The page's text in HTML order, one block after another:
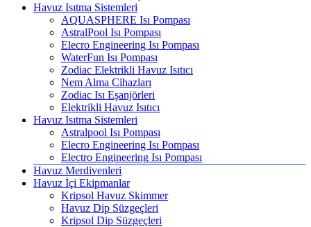
Havuz Isıtma Sistemleri
AQUASPHERE Isı Pompası
AstralPool Isı Pompası
Elecro Engineering Isı Pompası
WaterFun Isı Pompası
Zodiac Elektrikli Havuz Isıtıcı
Nem Alma Cihazları
Zodiac Isı Eşanjörleri
Elektrikli Havuz Isıtıcı
Havuz Isıtma Sistemleri
Astralpool Isı Pompası
Elecro Engineering Isı Pompası
Electro Engineering Isı Pompası
Havuz Merdivenleri
Havuz İçi Ekipmanlar
Kripsol Havuz Skimmer
Havuz Dip Süzgeçleri
Kripsol Dip Süzgeçleri